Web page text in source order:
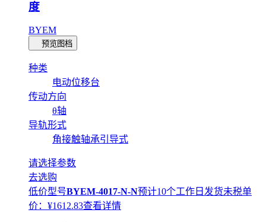
度
BYEM
预览图档
种类
电动位移台
传动方向
θ轴
导轨形式
角接触轴承引导式
请选择参数
去选购
低价型号BYEM-4017-N-N预计10个工作日发货未税单
价：¥1612.83查看详情